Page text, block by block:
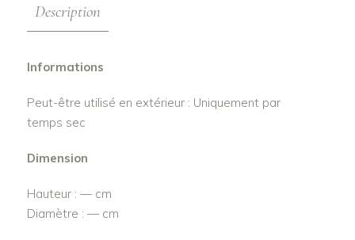
Description
Informations
Peut-être utilisé en extérieur : Uniquement par
temps sec
Dimension
Hauteur : — cm
Diamètre : — cm